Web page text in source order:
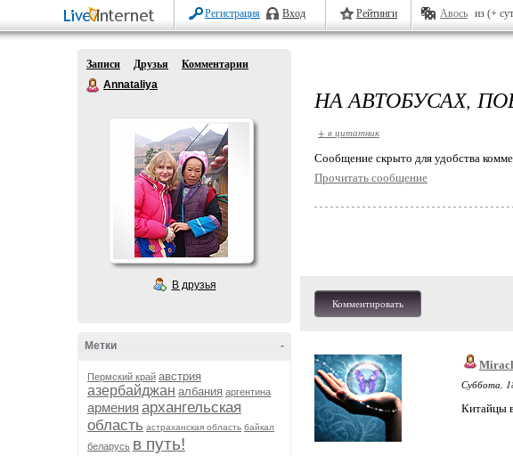
Регистрация Вход Рейтинги Авось из (+
Записи Друзья
Комментарии
Annataliya
В друзья
-
Метки
Пермский край австрия
азербайджан албания аргентина
армения архангельская
область астраханская область байкал
беларусь в путь!
НА АВТОБУСАХ,
+ в цитатник
Cообщение скрыто для удобства
Прочитать сообщение
Комментировать
Суббота,
Китайцы